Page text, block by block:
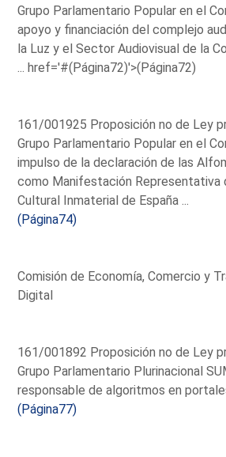
Grupo Parlamentario Popular en el
apoyo y financiación del complejo
la Luz y el Sector Audiovisual de la
...href='#(Página72)'>(Página72)
161/001925 Proposición no de Ley
Grupo Parlamentario Popular en el
impulso de la declaración de las
como Manifestación Representativa
Cultural Inmaterial de España ...
(Página74)
Comisión de Economía, Comercio y
Digital
161/001892 Proposición no de Ley
Grupo Parlamentario Plurinacional
responsable de algoritmos en portales
(Página77)